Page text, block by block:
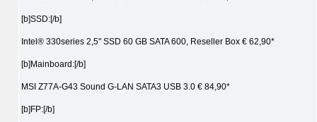
[b]SSD:[/b]
Intel® 330series 2,5" SSD 60 GB SATA 600, Reseller Box € 62,90*
[b]Mainboard:[/b]
MSI Z77A-G43 Sound G-LAN SATA3 USB 3.0 € 84,90*
[b]FP:[/b]